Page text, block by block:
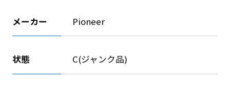
メーカー Pioneer
状態 C(ジャンク品)